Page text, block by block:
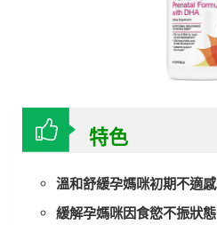
特色
溫和舒緩孕媽咪初期不適感
緩解孕媽咪因食慾不振狀態